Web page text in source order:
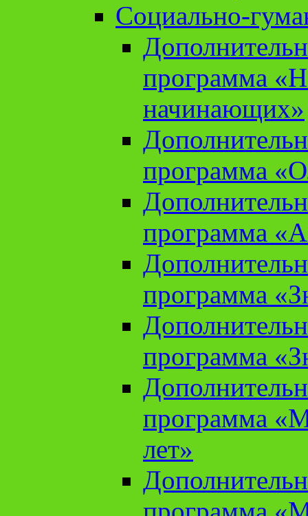
Социально-
программа
начинающих»
программа
программа
программа
программа
программа
лет»